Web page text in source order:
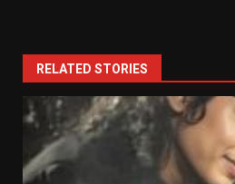
RELATED STORIES